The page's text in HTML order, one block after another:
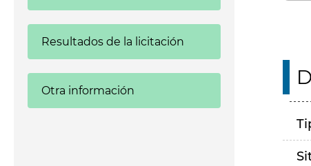
Resultados de la licitación
Otra información